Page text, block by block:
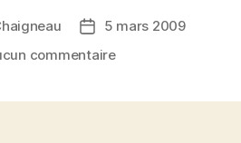
Date
de
5 mars 2009
commentairesur